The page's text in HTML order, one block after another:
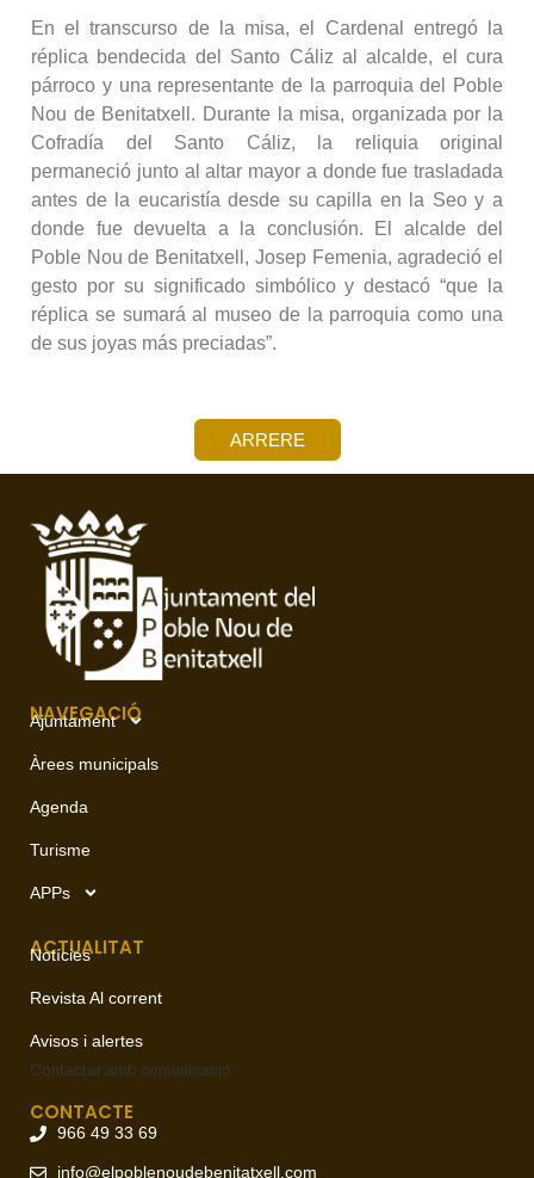
En el transcurso de la misa, el Cardenal entregó la
réplica bendecida del Santo Cáliz al alcalde, el cura
párroco y una representante de la parroquia del Poble
Nou de Benitatxell. Durante la misa, organizada por la
Cofradía del Santo Cáliz, la reliquia original
permaneció junto al altar mayor a donde fue trasladada
antes de la eucaristía desde su capilla en la Seo y a
donde fue devuelta a la conclusión. El alcalde del
Poble Nou de Benitatxell, Josep Femenia, agradeció el
gesto por su significado simbólico y destacó “que la
réplica se sumará al museo de la parroquia como una
de sus joyas más preciadas”.
ARRERE
NAVEGACIÓ
Ajuntament
Àrees municipals
Agenda
Turisme
APPs
ACTUALITAT
Notícies
Revista Al corrent
Avisos i alertes
Contactar amb comunicació
CONTACTE
966 49 33 69
info@elpoblenoudebenitatxell.com